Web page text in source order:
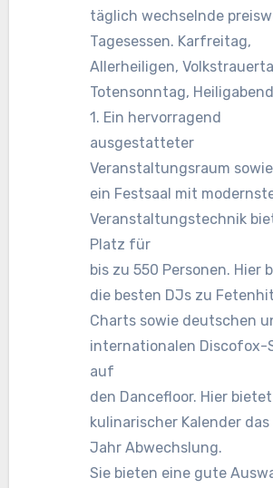
täglich wechselnde
Tagesessen. Karfreitag,
Allerheiligen,
Totensonntag,
1. Ein hervorragend
ausgestatteter
Veranstaltungsraum sowie
ein Festsaal mit
Veranstaltungstechnik
Platz für
bis zu 550 Personen. Hier
die besten DJs zu
Charts sowie deutschen
internationalen Discofox-
auf
den Dancefloor. Hier
kulinarischer Kalender
Jahr Abwechslung.
Sie bieten eine gute